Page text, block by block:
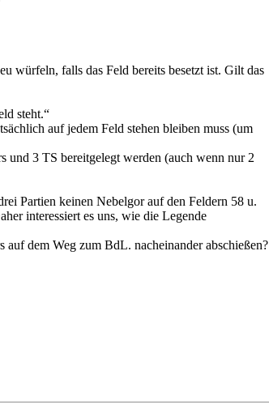
würfeln, falls das Feld bereits besetzt ist. Gilt das
steht.“
auf jedem Feld stehen bleiben muss (um
3 TS bereitgelegt werden (auch wenn nur 2
Partien keinen Nebelgor auf den Feldern 58 u.
interessiert es uns, wie die Legende
auf dem Weg zum BdL. nacheinander abschießen?